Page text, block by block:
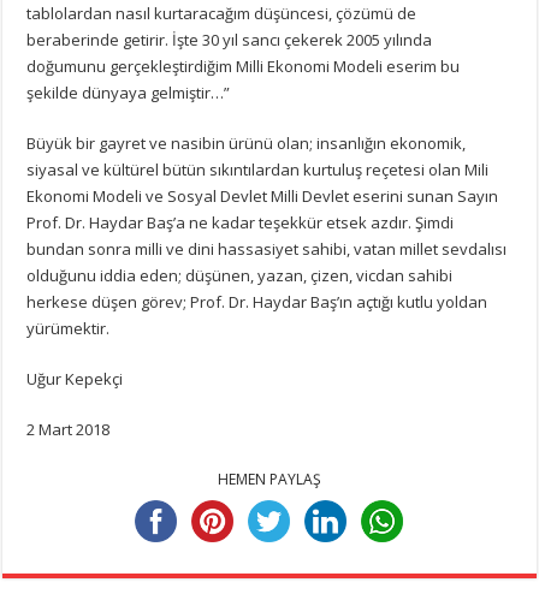
tablolardan nasıl kurtaracağım düşüncesi, çözümü de
beraberinde getirir. İşte 30 yıl sancı çekerek 2005 yılında
doğumunu gerçekleştirdiğim Milli Ekonomi Modeli eserim bu
şekilde dünyaya gelmiştir…”
Büyük bir gayret ve nasibin ürünü olan; insanlığın ekonomik,
siyasal ve kültürel bütün sıkıntılardan kurtuluş reçetesi olan Mili
Ekonomi Modeli ve Sosyal Devlet Milli Devlet eserini sunan Sayın
Prof. Dr. Haydar Baş’a ne kadar teşekkür etsek azdır. Şimdi
bundan sonra milli ve dini hassasiyet sahibi, vatan millet sevdalısı
olduğunu iddia eden; düşünen, yazan, çizen, vicdan sahibi
herkese düşen görev; Prof. Dr. Haydar Baş’ın açtığı kutlu yoldan
yürümektir.
Uğur Kepekçi
2 Mart 2018
HEMEN PAYLAŞ